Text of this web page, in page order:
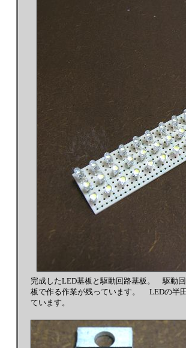
完成したLED基板と駆動回路基板。 駆動
板で作る作業が残っています。 LEDの半
ています。